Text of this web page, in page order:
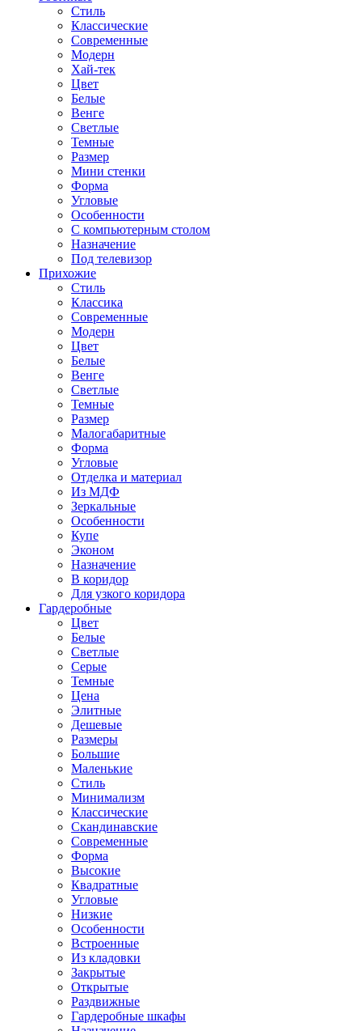
Стиль
Классические
Современные
Модерн
Хай-тек
Цвет
Белые
Венге
Светлые
Темные
Размер
Мини стенки
Форма
Угловые
Особенности
С компьютерным столом
Назначение
Под телевизор
Прихожие
Стиль
Классика
Современные
Модерн
Цвет
Белые
Венге
Светлые
Темные
Размер
Малогабаритные
Форма
Угловые
Отделка и материал
Из МДФ
Зеркальные
Особенности
Купе
Эконом
Назначение
В коридор
Для узкого коридора
Гардеробные
Цвет
Белые
Светлые
Серые
Темные
Цена
Элитные
Дешевые
Размеры
Большие
Маленькие
Стиль
Минимализм
Классические
Скандинавские
Современные
Форма
Высокие
Квадратные
Угловые
Низкие
Особенности
Встроенные
Из кладовки
Закрытые
Открытые
Раздвижные
Гардеробные шкафы